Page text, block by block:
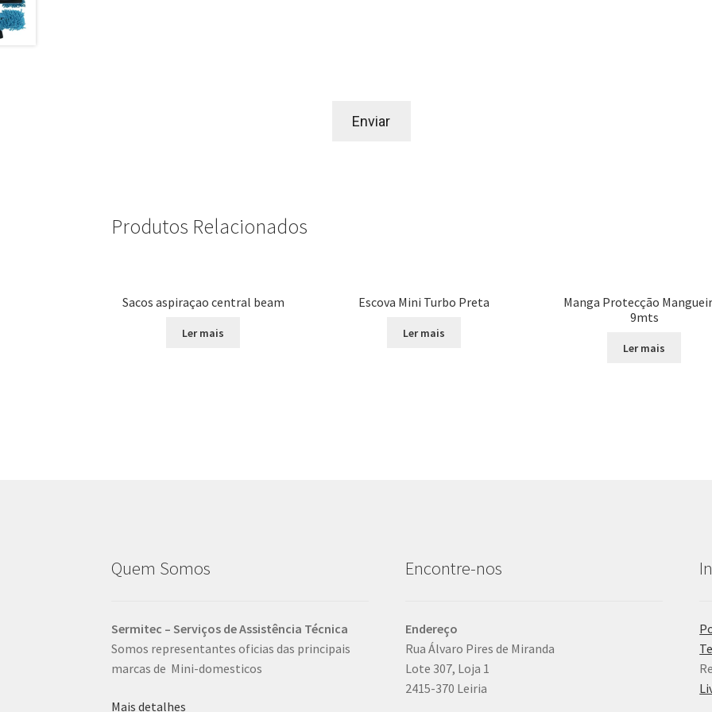
Produtos Relacionados
Sacos aspiraçao central beam
Ler mais
Escova Mini Turbo Preta
Ler mais
Manga Protecção
9mts
Ler mais
Quem Somos
Sermitec – Serviços de Assistência Técnica
Somos representantes oficias das principais
marcas de Mini-domesticos
Mais detalhes
Encontre-nos
Endereço
Rua Álvaro Pires de Miranda
Lote 307, Loja 1
2415-370 Leiria